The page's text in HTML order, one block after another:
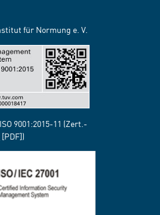
für Normung e. V.
9001:2015-11 (Zert.-
[PDF])